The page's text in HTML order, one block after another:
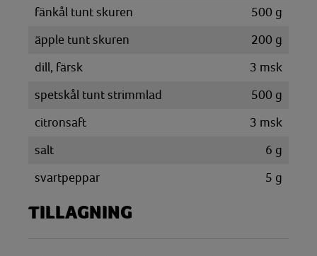
fänkål tunt skuren
500 g
äpple tunt skuren
200 g
dill, färsk
3 msk
spetskål tunt strimmlad
500 g
citronsaft
3 msk
salt
6 g
svartpeppar
5 g
TILLAGNING